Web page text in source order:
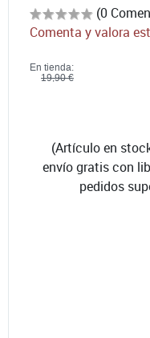
(0
Comenta y valora
En tienda:
19,90 €
(Artículo en
envío gratis con
pedidos